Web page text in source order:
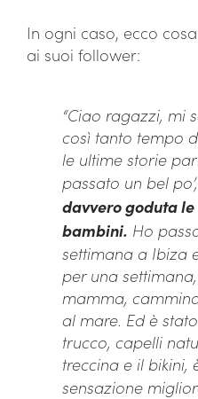
In ogni caso, ecco
ai suoi follower:
“Ciao ragazzi, mi
così tanto tempo
le ultime storie
passato un bel
davvero goduta
bambini. Ho
settimana a Ibiza
per una
mamma,
al mare. Ed è
trucco, capelli
treccina e il bikini,
sensazione